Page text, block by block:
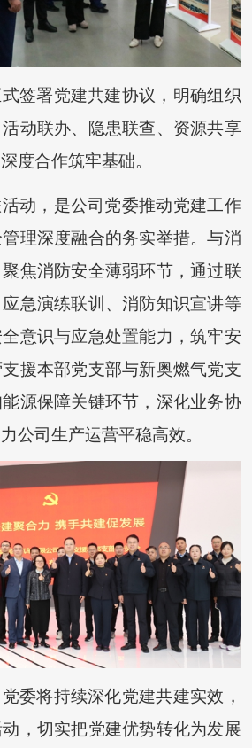
签署党建共建协议，明确组织
动联办、隐患联查、资源共享
度合作筑牢基础。
动，是公司党委推动党建工作
理深度融合的务实举措。与消
焦消防安全薄弱环节，通过联
急演练联训、消防知识宣讲等
意识与应急处置能力，筑牢安
援本部党支部与新奥燃气党支
源保障关键环节，深化业务协
公司生产运营平稳高效。
委将持续深化党建共建实效，
，切实把党建优势转化为发展